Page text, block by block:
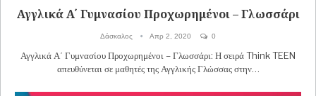
Αγγλικά Α΄ Γυμνασίου Προχωρημένοι – Γλωσσάρι
Δάσκαλος Απρ 2, 2020 0
Αγγλικά Α΄ Γυμνασίου Προχωρημένοι – Γλωσσάρι: Η σειρά Think TEEN
απευθύνεται σε μαθητές της Αγγλικής Γλώσσας στην…